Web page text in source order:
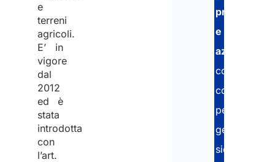
e
terreni
agricoli.
E’ in
vigore
dal
2012
ed è
stata
introdotta
con
l’art.
privati
e
aziende
con
consulenze
gestione
sicura